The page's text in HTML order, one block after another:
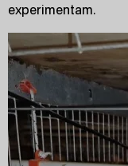
experimentam.